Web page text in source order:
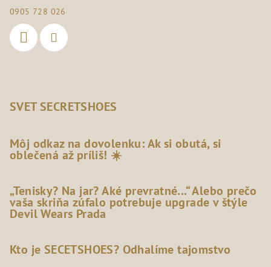
0905 728 026
SVET SECRETSHOES
Môj odkaz na dovolenku: Ak si obutá, si
oblečená až príliš! ☀️
„Tenisky? Na jar? Aké prevratné...“ Alebo prečo
vaša skriňa zúfalo potrebuje upgrade v štýle
Devil Wears Prada
Kto je SECETSHOES? Odhalíme tajomstvo